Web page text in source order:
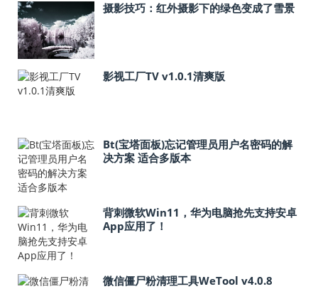
摄影技巧：红外摄影下的绿色变成了雪景
影视工厂TV v1.0.1清爽版
Bt(宝塔面板)忘记管理员用户名密码的解
决方案 适合多版本
背刺微软Win11，华为电脑抢先支持安卓
App应用了！
微信僵尸粉清理工具WeTool v4.0.8